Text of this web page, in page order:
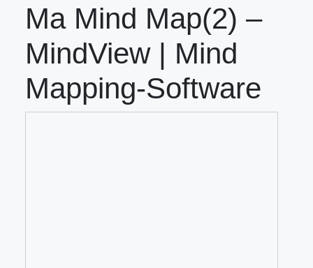
Ma Mind Map(2) –
MindView | Mind
Mapping-Software